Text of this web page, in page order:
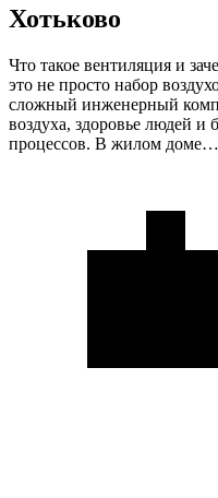
Хотьково
Что такое вентиляция и
это не просто набор
сложный инженерный
воздуха, здоровье людей и
процессов. В жилом доме…